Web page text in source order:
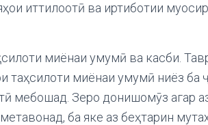
иттилоотӣ ва иртиботии
миёнаи умумӣ ва касби.
таҳсилоти миёнаи умумӣ ниёз ба
мебошад. Зеро донишомӯз агар
ба яке аз беҳтарин